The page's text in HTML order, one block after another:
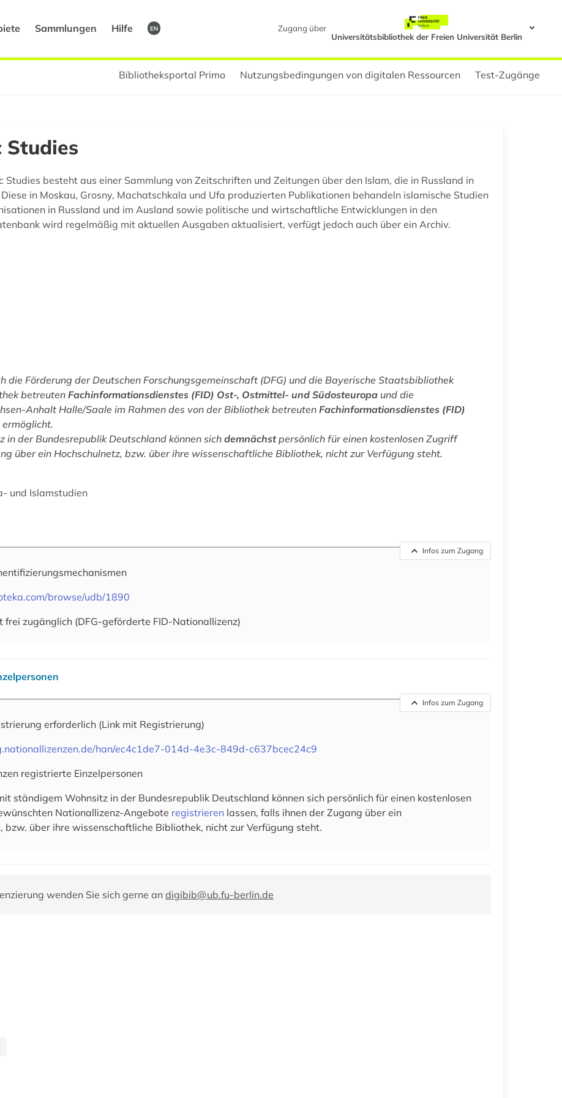
Sammlungen Hilfe EN
Zugang über
Universitätsbibliothek der Freien Universität Berlin
Bibliotheksportal Primo Nutzungsbedingungen von digitalen Ressourcen Test-Zugänge
Studies
besteht aus einer Sammlung von Zeitschriften und Zeitungen über den Islam, die in Russland in
in Moskau, Grosny, Machatschkala und Ufa produzierten Publikationen behandeln islamische Studien
in Russland und im Ausland sowie politische und wirtschaftliche Entwicklungen in den
wird regelmäßig mit aktuellen Ausgaben aktualisiert, verfügt jedoch auch über ein Archiv.
Förderung der Deutschen Forschungsgemeinschaft (DFG) und die Bayerische Staatsbibliothek
betreuten Fachinformationsdienstes (FID) Ost-, Ostmittel- und Südosteuropa und die
Anhalt Halle/Saale im Rahmen des von der Bibliothek betreutenFachinformationsdienstes (FID)
ermöglicht.
in der Bundesrepublik Deutschland können sich demnächstpersönlich für einen kostenlosen Zugriff
über ein Hochschulnetz, bzw. über ihre wissenschaftliche Bibliothek, nicht zur Verfügung steht.
und Islamstudien
Infos zum Zugang
browse/udb/1890
frei zugänglich (DFG-geförderte FID-Nationallizenz)
Infos zum Zugang
erforderlich (Link mit Registrierung)
han/ec4c1de7-014d-4e3c-849d-c637bcec24c9
registrierte Einzelpersonen
ständigem Wohnsitz in der Bundesrepublik Deutschland können sich persönlich für einen kostenlosen
Nationallizenz-Angebote registrieren lassen, falls ihnen der Zugang über ein
bzw. über ihre wissenschaftliche Bibliothek, nicht zur Verfügung steht.
wenden Sie sich gerne an digibib@ub.fu-berlin.de